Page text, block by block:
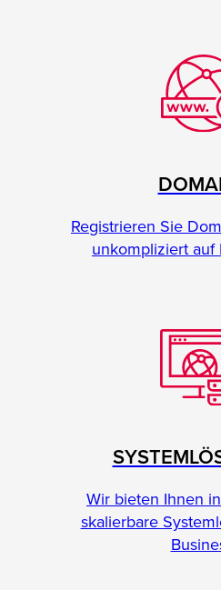
Registrieren Sie
unkompliziert auf
Wir bieten Ihnen
skalierbare